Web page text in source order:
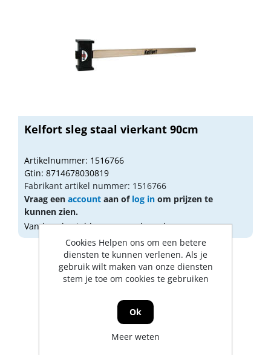
Kelfort sleg staal vierkant 90cm
Artikelnummer: 1516766
Gtin: 8714678030819
Fabrikant artikel nummer: 1516766
Vraag een account aan of log in om prijzen te
kunnen zien.
Vandaag besteld, morgen geleverd
Cookies Helpen ons om een betere
diensten te kunnen verlenen. Als je
gebruik wilt maken van onze diensten
stem je toe om cookies te gebruiken
Ok
Meer weten